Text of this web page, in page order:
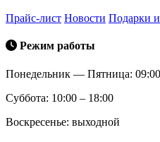
Прайс-лист Новости Подарки
Режим работы
Понедельник — Пятница:
Суббота: 10:00 – 18:00
Воскресенье: выходной